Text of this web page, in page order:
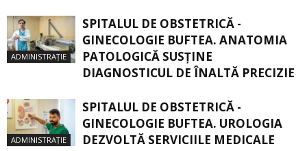
ADMINISTRAȚIE
SPITALUL DE OBSTETRICĂ -
GINECOLOGIE BUFTEA. ANATOMIA
PATOLOGICĂ SUSŢINE
DIAGNOSTICUL DE ÎNALTĂ PRECIZIE
ADMINISTRAȚIE
SPITALUL DE OBSTETRICĂ -
GINECOLOGIE BUFTEA. UROLOGIA
DEZVOLTĂ SERVICIILE MEDICALE